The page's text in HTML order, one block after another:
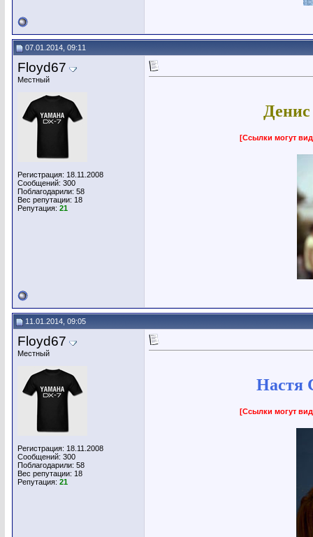
07.01.2014, 09:11
Floyd67
Местный
Регистрация: 18.11.2008
Сообщений: 300
Поблагодарили: 58
Вес репутации: 18
Репутация: 21
[Ссылки могут
11.01.2014, 09:05
Floyd67
Местный
Регистрация: 18.11.2008
Сообщений: 300
Поблагодарили: 58
Вес репутации: 18
Репутация: 21
Настя
[Ссылки могут